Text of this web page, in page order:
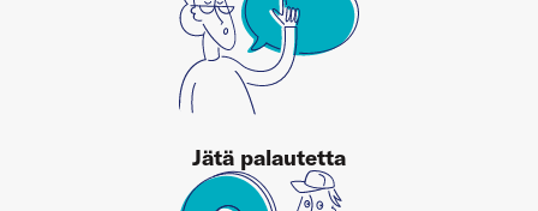
Jätä palautetta